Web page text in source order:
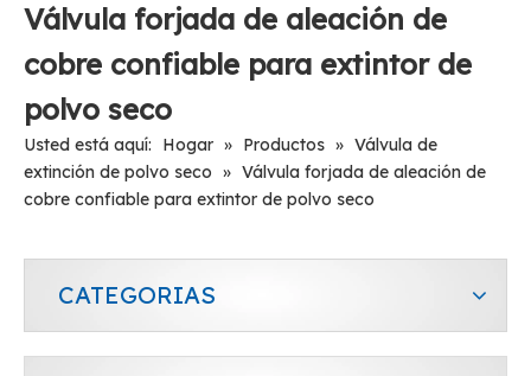
Válvula forjada de aleación de
cobre confiable para extintor de
polvo seco
Usted está aquí: Hogar » Productos » Válvula de
extinción de polvo seco » Válvula forjada de aleación de
cobre confiable para extintor de polvo seco
CATEGORIAS